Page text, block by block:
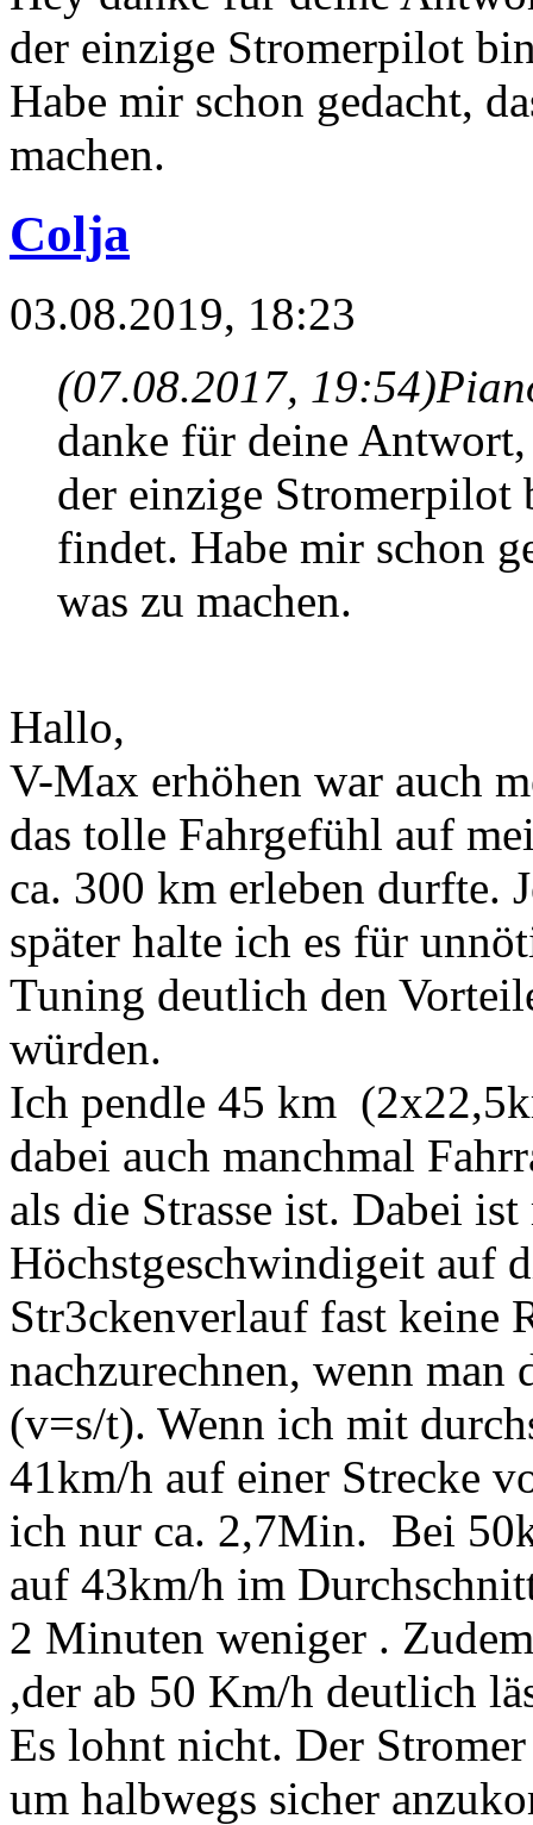
der einzige Stromerpilot
Habe mir schon gedacht,
machen.
Colja
03.08.2019, 18:23
(07.08.2017, 19:54)
danke für deine
der einzige Stromerpilot
findet. Habe mir schon
was zu machen.
Hallo,
V-Max erhöhen war auch
das tolle Fahrgefühl auf
ca. 300 km erleben durfte.
später halte ich es für
Tuning deutlich den
würden.
Ich pendle 45 km
dabei auch manchmal
als die Strasse ist. Dabei
Höchstgeschwindigeit auf
Str3ckenverlauf fast keine
nachzurechnen, wenn
(v=s/t). Wenn ich mit
41km/h auf einer Strecke
ich nur ca. 2,7Min. Bei
auf 43km/h im
2 Minuten weniger .
,der ab 50 Km/h deutlich
Es lohnt nicht. Der
um halbwegs sicher